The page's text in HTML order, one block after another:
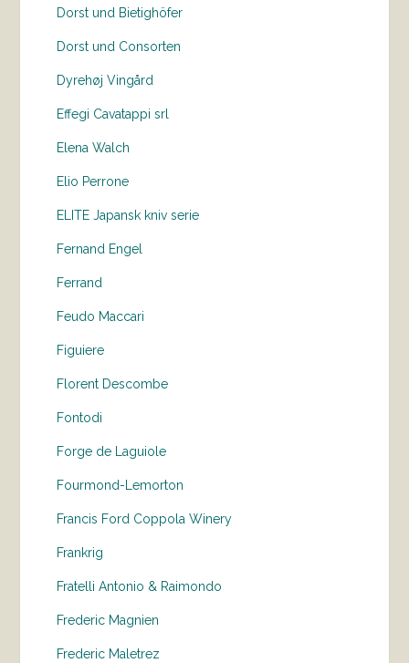
Dorst und Bietighöfer
Dorst und Consorten
Dyrehøj Vingård
Effegi Cavatappi srl
Elena Walch
Elio Perrone
ELITE Japansk kniv serie
Fernand Engel
Ferrand
Feudo Maccari
Figuiere
Florent Descombe
Fontodi
Forge de Laguiole
Fourmond-Lemorton
Francis Ford Coppola Winery
Frankrig
Fratelli Antonio & Raimondo
Frederic Magnien
Frederic Maletrez